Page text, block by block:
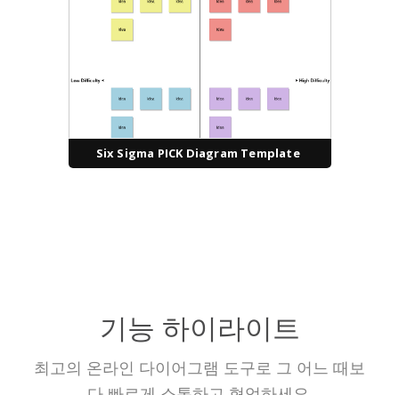
Six Sigma PICK Diagram Template
기능 하이라이트
최고의 온라인 다이어그램 도구로 그 어느 때보